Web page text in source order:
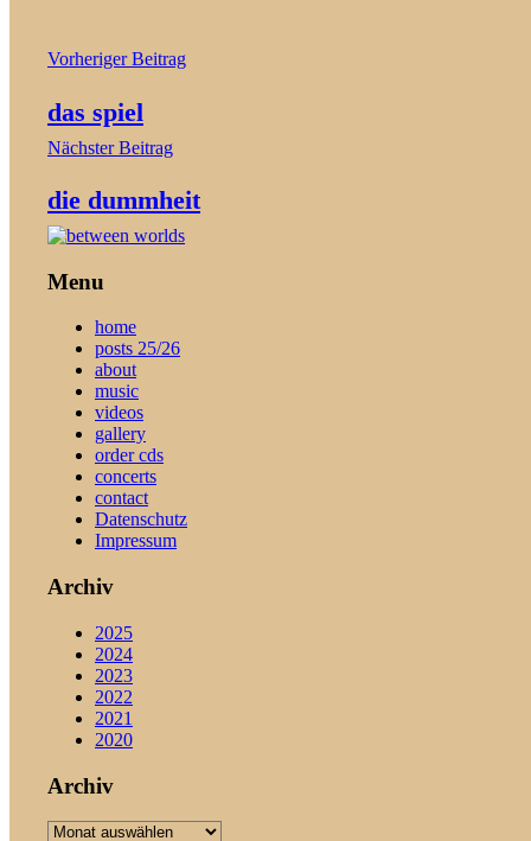
Beitragsnavigation
Vorheriger Beitrag
das spiel
Nächster Beitrag
die dummheit
Menu
home
posts 25/26
about
music
videos
gallery
order cds
concerts
contact
Datenschutz
Impressum
Archiv
2025
2024
2023
2022
2021
2020
Archiv
Archiv